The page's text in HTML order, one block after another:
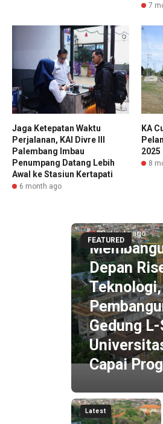
7
Jaga Ketepatan Waktu
Perjalanan, KAI Divre III
Palembang Imbau
Penumpang Datang Lebih
Awal ke Stasiun Kertapati
6 month ago
KA
2025
8
FEATURED
30 minute ago
Depan
Teknologi,
Gedung L-
Capai
Latest